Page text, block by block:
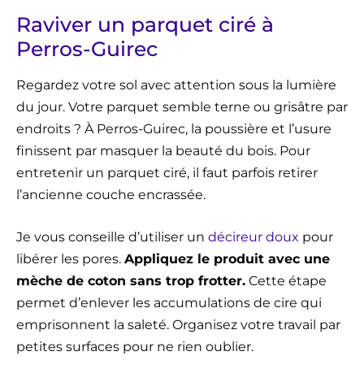
Raviver un parquet ciré à
Perros-Guirec
Regardez votre sol avec attention sous la lumière
du jour. Votre parquet semble terne ou grisâtre par
endroits ? À Perros-Guirec, la poussière et l’usure
finissent par masquer la beauté du bois. Pour
entretenir un parquet ciré, il faut parfois retirer
l’ancienne couche encrassée.
Je vous conseille d’utiliser un décireur doux pour
libérer les pores. Appliquez le produit avec une
mèche de coton sans trop frotter. Cette étape
permet d’enlever les accumulations de cire qui
emprisonnent la saleté. Organisez votre travail par
petites surfaces pour ne rien oublier.